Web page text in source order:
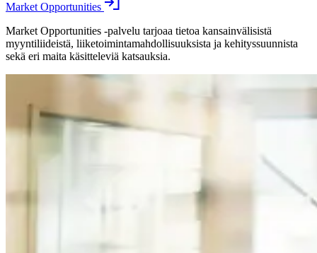
Market Opportunities
Market Opportunities -palvelu tarjoaa tietoa kansainvälisistä
myyntiliideistä, liiketoimintamahdollisuuksista ja kehityssuunnista
sekä eri maita käsitteleviä katsauksia.